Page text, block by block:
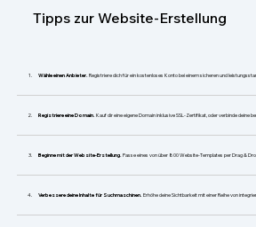
Tipps zur Website-Erstellung
Wähle einen Anbieter. Registriere dich für ein kostenloses Konto bei einem sicheren und
Registriere eine Domain. Kauf dir eine eigene Domain inklusive SSL-Zertifikat, oder verbinde deine
Beginne mit der Website-Erstellung. Passe eines von über 800 Website-Templates per Drag &
​Verbessere deine Inhalte für Suchmaschinen. Erhöhe deine Sichtbarkeit mit einer Reihe von